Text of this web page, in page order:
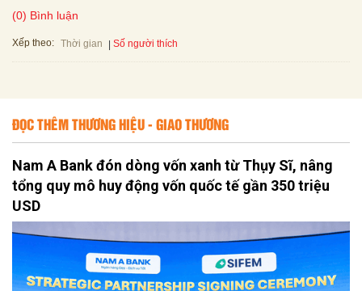
(0) Bình luận
Xếp theo: Thời gian Số người thích
ĐỌC THÊM THƯƠNG HIỆU - GIAO THƯƠNG
Nam A Bank đón dòng vốn xanh từ Thụy Sĩ, nâng
tổng quy mô huy động vốn quốc tế gần 350 triệu
USD